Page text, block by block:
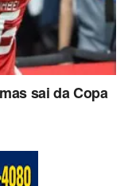
sai da Copa